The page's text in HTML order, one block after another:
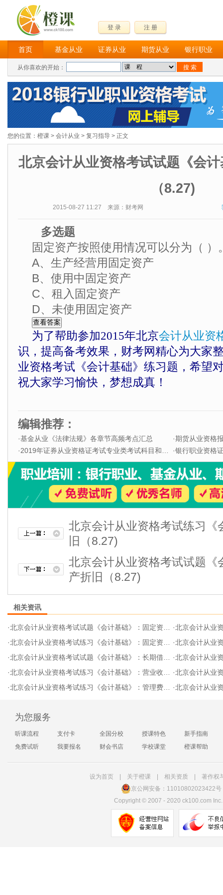
登 录 注 册
首页 基金从业 证券从业 期货从业 银行职业
从你喜欢的开始：
您的位置： 橙课 > 会计从业 > 复习指导 > 正文
北京会计从业资格考试试题《会
（8.27)
2015-08-27 11:27 来源：财考网
多选题
固定资产按照使用情况可以分为（ ）
A、生产经营用固定资产
B、使用中固定资产
C、租入固定资产
D、未使用固定资产
为了帮助参加2015年北京会计从业资
识，提高备考效果，财考网精心为大家
业资格考试《会计基础》练习题，希望
祝大家学习愉快，梦想成真！
编辑推荐：
·基金从业《法律法规》各章节高频考点汇总 ·期货从业资格
·2019年证券从业资格证考试专业类考试科目和题型 ·银行职业资格证
北京会计从业资格考试练习《
旧（8.27)
北京会计从业资格考试试题《
产折旧（8.27)
相关资讯
·北京会计从业资格考试试题《会计基础》：固定资产折旧（8.27) ·北京会计从业资
·北京会计从业资格考试练习《会计基础》：固定资产清理（8.27) ·北京会计从业资格
·北京会计从业资格考试试题《会计基础》：长期借款（8.27) ·北京会计从业资格
·北京会计从业资格考试练习《会计基础》：营业收入（8.27) ·北京会计从业资格
·北京会计从业资格考试练习《会计基础》：管理费用（8.27) ·北京会计从业资格
为您服务
听课流程 支付卡 全国分校 授课特色
新手指南
免费试听
我要报名 财会书店 学校课堂 橙课帮助
设为首页| 关于橙课| 相关资质
著作权
京公网安备：11010802023422号
Copyright ©2007 - 2020 ck100.com